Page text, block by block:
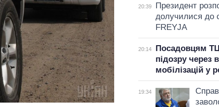
20:39
Президент
долучилися до
FREYJA
20:14
Посадовцям
підозру через
мобілізацій у
19:34